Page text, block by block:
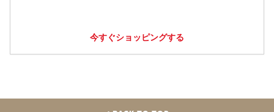
今すぐショッピングする